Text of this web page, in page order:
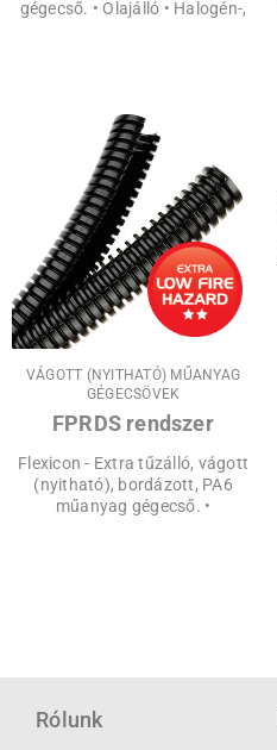
gégecső. • Olajálló • Halogén-,
VÁGOTT (NYITHATÓ) MŰANYAG
GÉGECSÖVEK
FPRDS rendszer
Flexicon - Extra tűzálló, vágott
(nyitható), bordázott, PA6
műanyag gégecső. •
Rólunk